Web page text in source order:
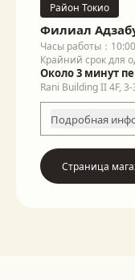
Район Токио
Филиал
Часы работы：
Крайний срок для
Около 3 минут
Rani Building II 4F,
Подробная
Страница